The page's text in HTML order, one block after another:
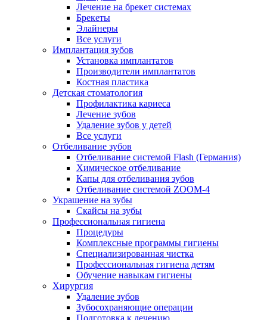
Лечение на брекет системах
Брекеты
Элайнеры
Все услуги
Имплантация зубов
Установка имплантатов
Производители имплантатов
Костная пластика
Детская стоматология
Профилактика кариеса
Лечение зубов
Удаление зубов у детей
Все услуги
Отбеливание зубов
Отбеливание системой Flash (Германия)
Химическое отбеливание
Капы для отбеливания зубов
Отбеливание системой ZOOM-4
Украшение на зубы
Скайсы на зубы
Профессиональная гигиена
Процедуры
Комплексные программы гигиены
Специализированная чистка
Профессиональная гигиена детям
Обучение навыкам гигиены
Хирургия
Удаление зубов
Зубосохраняющие операции